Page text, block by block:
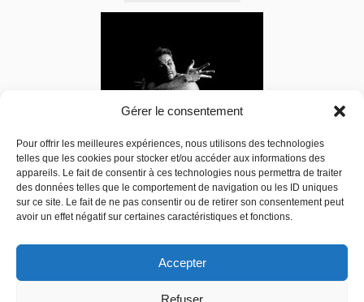
Gérer le consentement
Pour offrir les meilleures expériences, nous utilisons des technologies
telles que les cookies pour stocker et/ou accéder aux informations des
appareils. Le fait de consentir à ces technologies nous permettra de traiter
des données telles que le comportement de navigation ou les ID uniques
sur ce site. Le fait de ne pas consentir ou de retirer son consentement peut
avoir un effet négatif sur certaines caractéristiques et fonctions.
Accepter
Refuser
Dans’Co 92
230,00 520,00
Choix des options